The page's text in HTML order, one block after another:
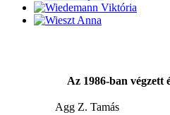
Az 1986-ban végzett
Agg Z. Tamás